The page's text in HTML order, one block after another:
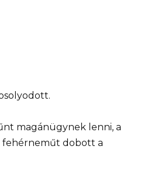
magánügynek lenni, a
fehérneműt dobott a